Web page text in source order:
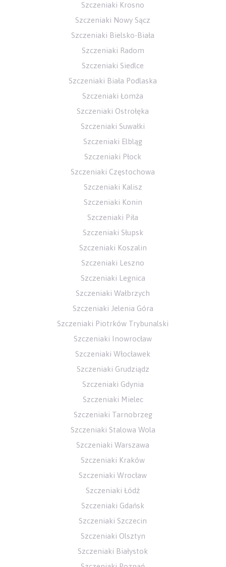
Szczeniaki Krosno
Szczeniaki Nowy Sącz
Szczeniaki Bielsko-Biała
Szczeniaki Radom
Szczeniaki Siedlce
Szczeniaki Biała Podlaska
Szczeniaki Łomża
Szczeniaki Ostrołęka
Szczeniaki Suwałki
Szczeniaki Elbląg
Szczeniaki Płock
Szczeniaki Częstochowa
Szczeniaki Kalisz
Szczeniaki Konin
Szczeniaki Piła
Szczeniaki Słupsk
Szczeniaki Koszalin
Szczeniaki Leszno
Szczeniaki Legnica
Szczeniaki Wałbrzych
Szczeniaki Jelenia Góra
Szczeniaki Piotrków Trybunalski
Szczeniaki Inowrocław
Szczeniaki Włocławek
Szczeniaki Grudziądz
Szczeniaki Gdynia
Szczeniaki Mielec
Szczeniaki Tarnobrzeg
Szczeniaki Stalowa Wola
Szczeniaki Warszawa
Szczeniaki Kraków
Szczeniaki Wrocław
Szczeniaki Łódź
Szczeniaki Gdańsk
Szczeniaki Szczecin
Szczeniaki Olsztyn
Szczeniaki Białystok